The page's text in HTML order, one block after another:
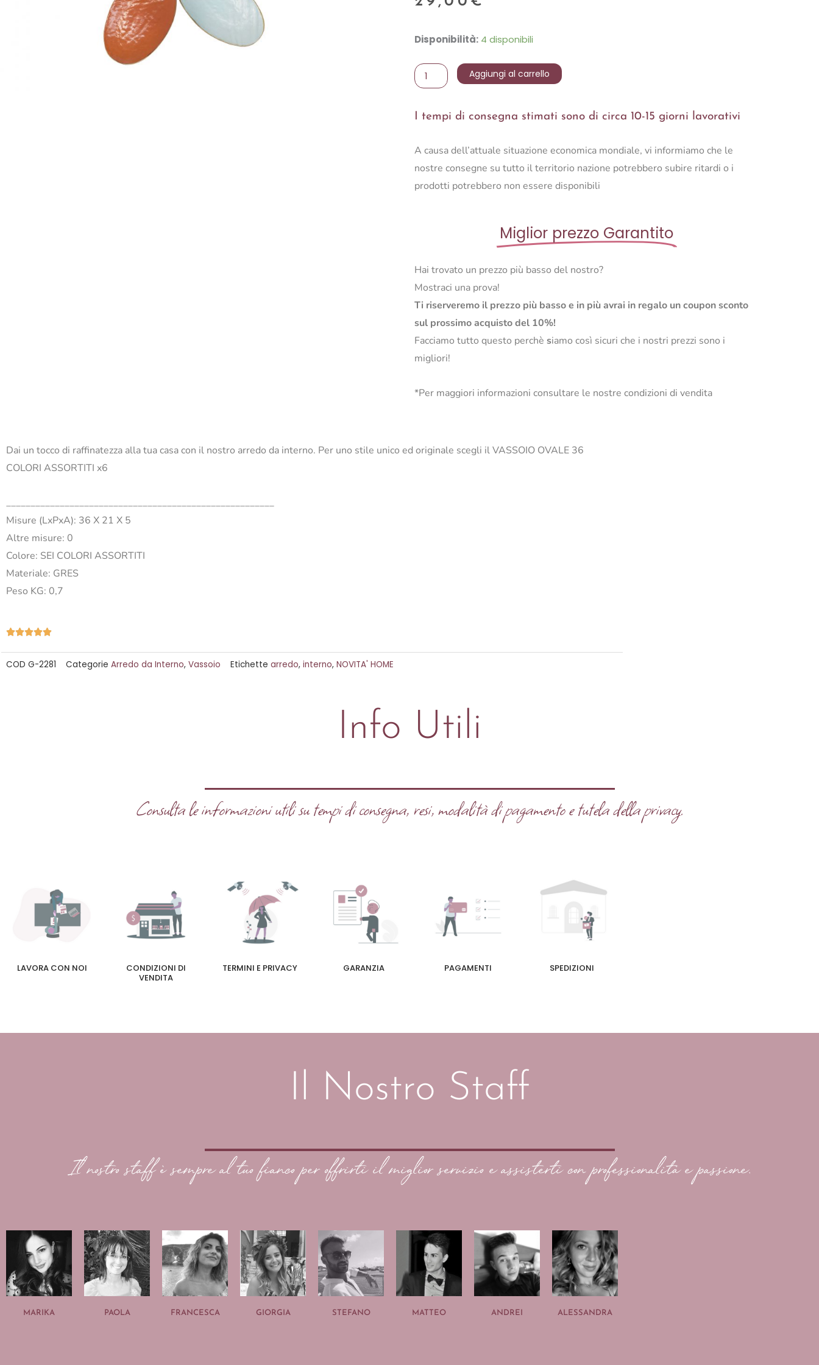
Disponibilità: 4 disponibili
VASSOIO
quantità
Aggiungi al carrello
I tempi di consegna stimati sono di circa 10-15 giorni lavorativi
A causa dell’attuale situazione economica mondiale, vi informiamo che le
nostre consegne su tutto il territorio nazione potrebbero subire ritardi o i
prodotti potrebbero non essere disponibili
Miglior prezzo Garantito
Hai trovato un prezzo più basso del nostro?
Mostraci una prova!
Ti riserveremo il prezzo più basso e in più avrai in regalo un coupon sconto
sul prossimo acquisto del 10%!
Facciamo tutto questo perchè siamo così sicuri che i nostri prezzi sono i
migliori!
*Per maggiori informazioni consultare le nostre condizioni di vendita
Dai un tocco di raffinatezza alla tua casa con il nostro arredo da interno. Per uno stile unico ed originale scegli il VASSOIO OVALE 36
COLORI ASSORTITI x6
_______________________________________________________
Misure (LxPxA): 36 X 21 X 5
Altre misure: 0
Colore: SEI COLORI ASSORTITI
Materiale: GRES
Peso KG: 0,7
Valutazione
su
COD G-2281 Categorie Arredo da Interno, Vassoio Etichette arredo, interno, NOVITA' HOME
Info Utili
Consulta le informazioni utili su tempi di consegna, resi, modalità di pagamento e tutela della privacy.
LAVORA CON NOI
CONDIZIONI DI
VENDITA
TERMINI E PRIVACY GARANZIA PAGAMENTI SPEDIZIONI
Il Nostro Staff
Il nostro staff è sempre al tuo fianco per offrirti il miglior servizio e assisterti con professionalità e passione.
MARIKA PAOLA FRANCESCA GIORGIA STEFANO MATTEO ANDREI ALESSANDRA